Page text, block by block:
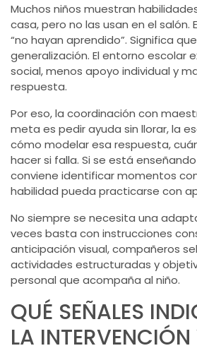
Muchos niños muestran
casa, pero no las usan en el salón.
“no hayan aprendido”. Significa
generalización. El entorno escolar
social, menos apoyo individual y
respuesta.
Por eso, la coordinación con
meta es pedir ayuda sin llorar, la
cómo modelar esa respuesta,
hacer si falla. Si se está
conviene identificar momentos
habilidad pueda practicarse con
No siempre se necesita una
veces basta con instrucciones
anticipación visual, compañeros
actividades estructuradas y
personal que acompaña al niño.
QUÉ SEÑALES
LA